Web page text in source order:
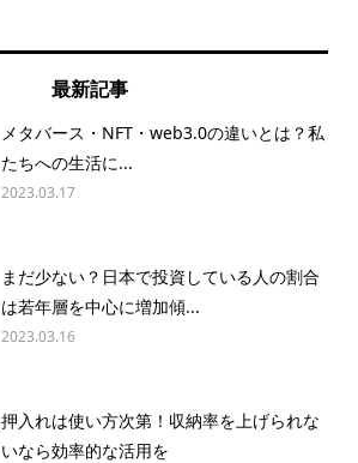
最新記事
メタバース・NFT・web3.0の違いとは？私
たちへの生活に...
2023.03.17
まだ少ない？日本で投資している人の割合
は若年層を中心に増加傾...
2023.03.16
押入れは使い方次第！収納率を上げられな
いなら効率的な活用を